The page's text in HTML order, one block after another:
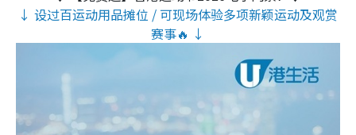
↓ 设过百运动用品摊位 / 可现场体验多项新颖运动及观赏
赛事🔥 ↓